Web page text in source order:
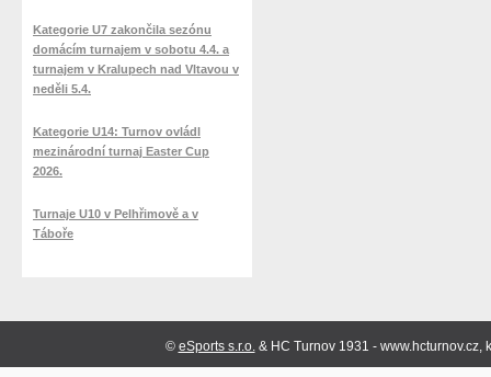
Kategorie U7 zakončila sezónu
domácím turnajem v sobotu 4.4. a
turnajem v Kralupech nad Vltavou v
neděli 5.4.
Kategorie U14: Turnov ovládl
mezinárodní turnaj Easter Cup
2026.
Turnaje U10 v Pelhřimově a v
Táboře
© eSports s.r.o.& HC Turnov 1931 -